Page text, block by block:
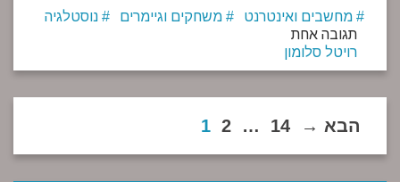
מחשבים ואינטרנט משחקים וגיימרים
נוסטלגיה
תגובה אחת
רויטל סלומון
1 2 … 14 → הבא